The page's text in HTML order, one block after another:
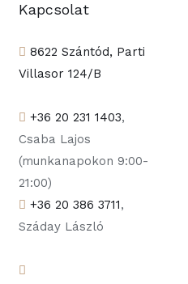
Kapcsolat
8622 Szántód, Parti
Villasor 124/B
+36 20 231 1403,
Csaba Lajos
(munkanapokon 9:00-
21:00)
+36 20 386 3711,
Száday László